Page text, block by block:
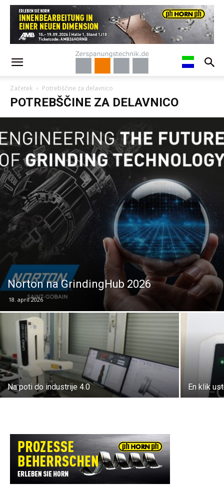
Začetek Potrebščine za delavnico
POTREBŠČINE ZA DELAVNICO
Norton na GrindingHub 2026
18. april 2026
Na poti do industrije 4.0 En klik